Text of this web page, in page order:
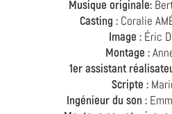
Musique originale:
Casting : Coralie
Image :Éric
Montage :
1er assistant
Scripte :
Ingénieur du son :